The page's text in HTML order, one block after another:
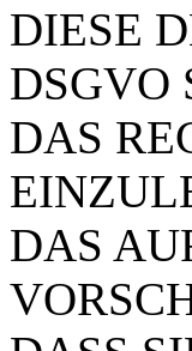
DIESE
DSGVO
DAS
DAS